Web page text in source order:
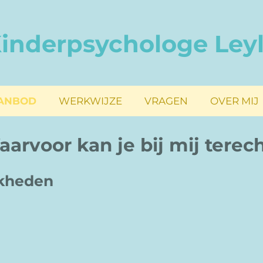
WERKWIJZE VRAGEN OVER MIJ
kan je bij mij